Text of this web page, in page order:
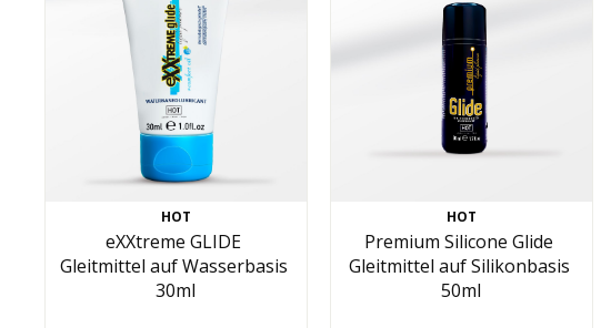
HOT
eXXtreme GLIDE
Gleitmittel auf Wasserbasis
30ml
HOT
Premium Silicone Glide
Gleitmittel auf Silikonbasis
50ml